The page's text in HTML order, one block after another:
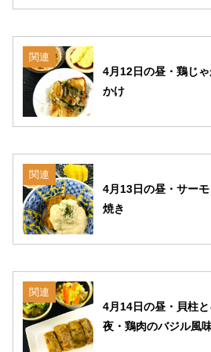
関連
4月12日の昼・鶏じ
かけ
関連
4月13日の昼・サー
焼き
関連
4月14日の昼・貝柱と
夜・鶏肉のバジル風